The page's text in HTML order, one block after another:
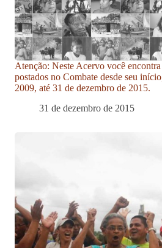
Atenção: Neste Acervo você
postados no Combate desde seu
2009, até 31 de dezembro de 2015.
31 de dezembro de 2015